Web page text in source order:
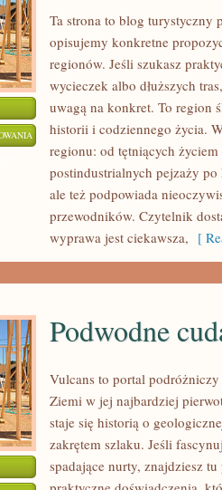
CHORZÓW
Ta strona to blog turystyczny
opisujemy konkretne
regionów. Jeśli szukasz
wycieczek albo dłuższych
uwagą na konkret. To region
historii i codziennego życia.
regionu: od tętniących
postindustrialnych pejzaży
ale też podpowiada
przewodników. Czytelnik
wyprawa jest ciekawsza, [
Podwodne
Vulcans to portal
Ziemi w jej najbardziej
staje się historią o
zakrętem szlaku. Jeśli
spadające nurty, znajdziesz